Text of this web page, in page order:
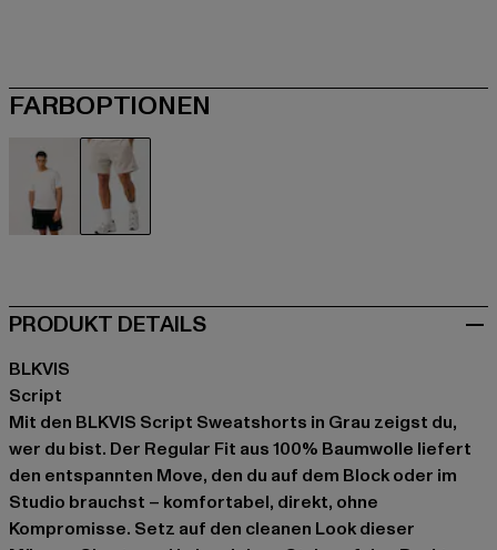
FARBOPTIONEN
PRODUKT DETAILS
BLKVIS
Script
Mit den BLKVIS Script Sweatshorts in Grau zeigst du,
wer du bist. Der Regular Fit aus 100% Baumwolle liefert
den entspannten Move, den du auf dem Block oder im
Studio brauchst – komfortabel, direkt, ohne
Kompromisse. Setz auf den cleanen Look dieser